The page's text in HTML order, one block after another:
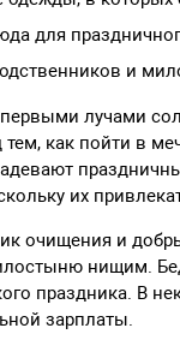
для
и
лучами
как пойти в
их
очищения и
нищим.
праздника. В
зарплаты.